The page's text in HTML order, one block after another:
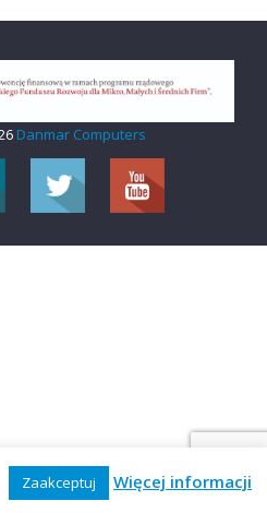
Danmar Computers
Zaakceptuj Więcej informacji